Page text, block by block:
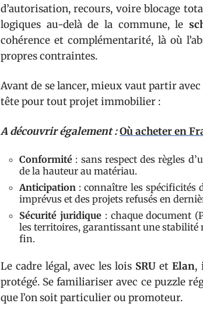
d’autorisation, recours, voire blocage
logiques au-delà de la commune, le
cohérence et complémentarité, là où
propres contraintes.
Avant de se lancer, mieux vaut partir
tête pour tout projet immobilier :
A découvrir également :Où acheter en
Conformité : sans respect des règles
de la hauteur au matériau.
Anticipation : connaître les spécificités
imprévus et des projets refusés en
Sécurité juridique: chaque document
les territoires, garantissant une stabilité
fin.
Le cadre légal, avec les lois SRU etElan,
protégé. Se familiariser avec ce puzzle
que l’on soit particulier ou promoteur.